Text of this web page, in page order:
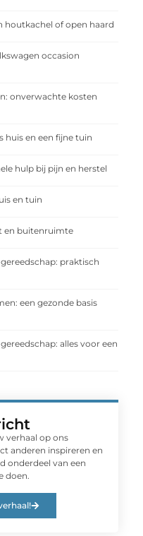
houtkachel of open haard
occasion
onverwachte kosten
huis en een fijne tuin
hulp bij pijn en herstel
en tuin
en buitenruimte
praktisch
een gezonde basis
alles voor een
verhaal op ons
anderen inspireren en
onderdeel van een
doen.